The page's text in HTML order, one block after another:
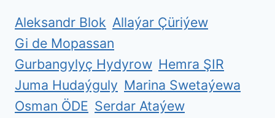
Aleksandr Blok Allaýar Çüriýew
Gi de Mopassan
Gurbangylyç Hydyrow Hemra ŞIR
Juma Hudaýguly Marina Swetaýewa
Osman ÖDE Serdar Ataýew